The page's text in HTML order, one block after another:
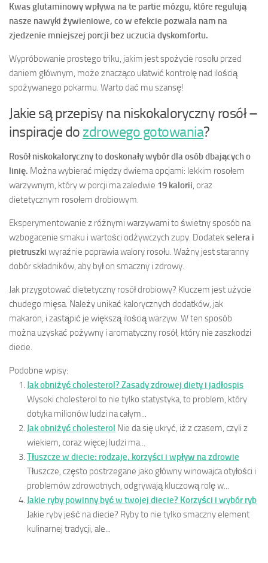
Kwas glutaminowy wpływa na te partie mózgu, które regulują
nasze nawyki żywieniowe, co w efekcie pozwala nam na
zjedzenie mniejszej porcji bez uczucia dyskomfortu.
Wypróbowanie prostego triku, jakim jest spożycie rosołu przed
daniem głównym, może znacząco ułatwić kontrolę nad ilością
spożywanego pokarmu. Warto dać mu szansę!
Jakie są przepisy na niskokaloryczny rosół –
inspiracje do zdrowego gotowania?
Rosół niskokaloryczny to doskonały wybór dla osób dbających o
linię. Można wybierać między dwiema opcjami: lekkim rosołem
warzywnym, który w porcji ma zaledwie 19 kalorii, oraz
dietetycznym rosołem drobiowym.
Eksperymentowanie z różnymi warzywami to świetny sposób na
wzbogacenie smaku i wartości odżywczych zupy. Dodatekselera i
pietruszki wyraźnie poprawia walory rosołu. Ważny jest staranny
dobór składników, aby był on smaczny i zdrowy.
Jak przygotować dietetyczny rosół drobiowy? Kluczem jest użycie
chudego mięsa. Należy unikać kalorycznych dodatków, jak
makaron, i zastąpić je większą ilością warzyw. W ten sposób
można uzyskać pożywny i aromatyczny rosół, który nie zaszkodzi
diecie.
Podobne wpisy:
Jak obniżyć cholesterol? Zasady zdrowej diety i jadłospis
Wysoki cholesterol to nie tylko statystyka, to problem, który
dotyka milionów ludzi na całym...
Jak obniżyć cholesterol Nie da się ukryć, iż z czasem, czyli z
wiekiem, coraz więcej ludzi ma...
Tłuszcze w diecie: rodzaje, korzyści i wpływ na zdrowie
Tłuszcze, często postrzegane jako główny winowajca otyłości i
problemów zdrowotnych, odgrywają kluczową rolę w...
Jakie ryby powinny być w twojej diecie? Korzyści i wybór ryb
Jakie ryby jeść na diecie? Ryby to nie tylko smaczny element
kulinarnej tradycji, ale...